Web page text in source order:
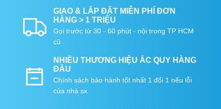
GIAO & LẮP ĐẶT MIỄN PHÍ ĐƠN
HÀNG > 1 TRIỆU
Gọi trước từ 30 - 60 phút - nội trong TP HCM
cũ
NHIỀU THƯƠNG HIỆU ẮC QUY HÀNG
ĐẦU
Chính sách bảo hành tốt nhất 1 đổi 1 nếu lỗi
của nhà sx